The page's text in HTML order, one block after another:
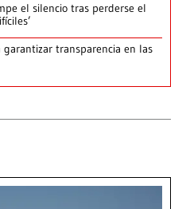
el silencio tras perderse el
garantizar transparencia en las